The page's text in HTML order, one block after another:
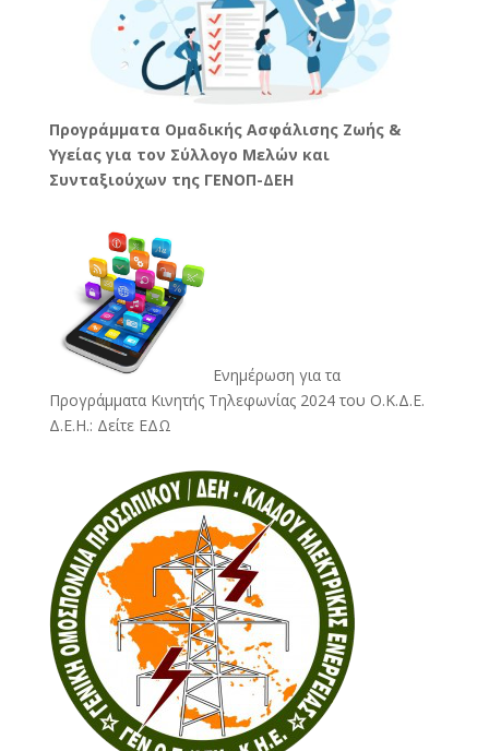
Προγράμματα Ομαδικής Ασφάλισης Ζωής &
Υγείας για τον Σύλλογο Μελών και
Συνταξιούχων της ΓΕΝΟΠ-ΔΕΗ
Ενημέρωση για τα
Προγράμματα Κινητής Τηλεφωνίας 2024 του Ο.Κ.Δ.Ε.
Δ.Ε.Η.: Δείτε ΕΔΩ